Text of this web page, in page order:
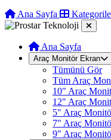
Ana Sayfa
Ana Sayfa
Araç Monitör Ekran
Tümünü Gör
Tüm Araç
10" Araç
12" Araç
5" Araç
7" Araç
9" Araç